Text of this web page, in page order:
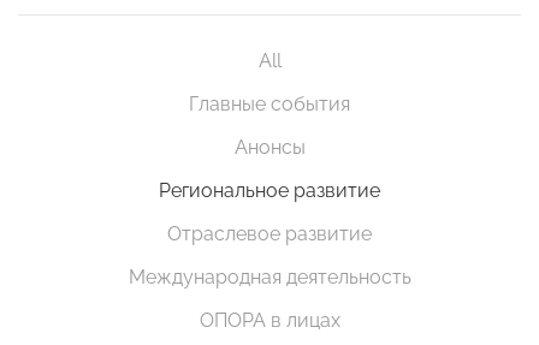
All
Главные события
Анонсы
Региональное развитие
Отраслевое развитие
Международная деятельность
ОПОРА в лицах